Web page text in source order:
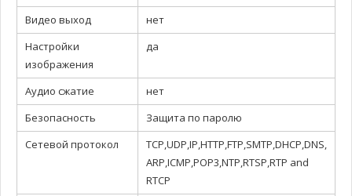
Видео выход
нет
Настройки
изображения
да
Аудио сжатие
нет
Безопасность
Защита по паролю
Сетевой протокол
TCP,UDP,IP,HTTP,FTP,SMTP,DHCP,DNS,
ARP,ICMP,POP3,NTP,RTSP,RTP and
RTCP